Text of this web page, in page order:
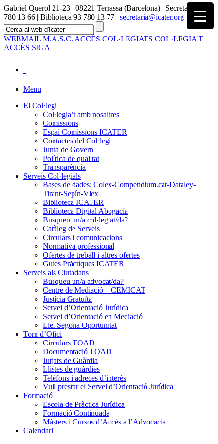
Gabriel Querol 21-23 | 08221 Terrassa (Barcelona) | Secretaria 93
780 13 66 | Biblioteca 93 780 13 77 | secretaria@icater.org
WEBMAIL M.A.S.C. ACCÉS COL·LEGIATS COL·LEGIA'T
ACCÉS SIGA
Menu
El Col·legi
Col·legia’t amb nosaltres
Comissions
Espai Comissions ICATER
Contactes del Col·legi
Junta de Govern
Política de qualitat
Transparència
Serveis Col·legials
Bases de dades: Colex-Compendium.cat-Dataley-
Tirant-Sepín-Vlex
Biblioteca ICATER
Biblioteca Digital Abogacía
Busqueu un/a col·legiat/da?
Catàleg de Serveis
Circulars i comunicacions
Normativa professional
Ofertes de treball i altres ofertes
Guies Pràctiques ICATER
Serveis als Ciutadans
Busqueu un/a advocat/da?
Centre de Mediació – CEMICAT
Justícia Gratuïta
Servei d’Orientació Jurídica
Servei d’Orientació en Mediació
Llei Segona Oportunitat
Torn d’Ofici
Circulars TOAD
Documentació TOAD
Jutjats de Guàrdia
Llistes de guàrdies
Telèfons i adreces d’interès
Vull prestar el Servei d’Orientació Jurídica
Formació
Escola de Pràctica Jurídica
Formació Continuada
Màsters i Cursos d’Accés a l’Advocacia
Calendari